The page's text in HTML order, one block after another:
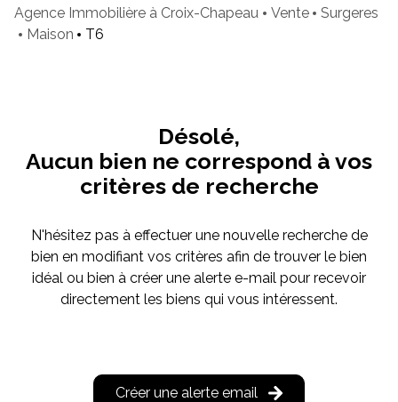
de
visites
Agence Immobilière à Croix-Chapeau Vente
Surgeres
Maison
T6
Désolé,
Aucun bien ne correspond à vos
critères de recherche
N'hésitez pas à effectuer une nouvelle recherche de
bien en modifiant vos critères afin de trouver le bien
idéal ou bien à créer une alerte e-mail pour recevoir
directement les biens qui vous intéressent.
Créer une alerte email